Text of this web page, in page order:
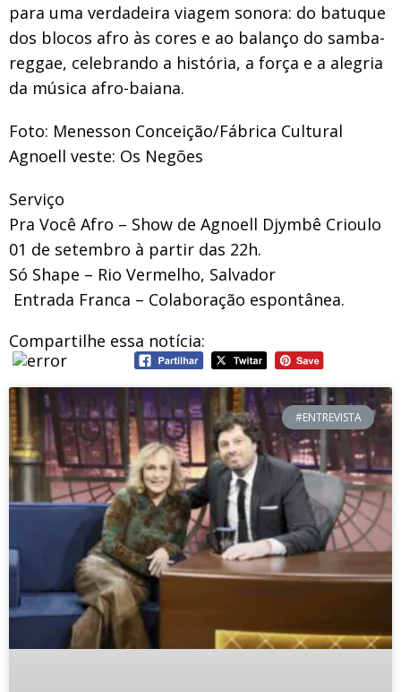
para uma verdadeira viagem sonora: do batuque
dos blocos afro às cores e ao balanço do samba-
reggae, celebrando a história, a força e a alegria
da música afro-baiana.
Foto: Menesson Conceição/Fábrica Cultural
Agnoell veste: Os Negões
Serviço
Pra Você Afro – Show de Agnoell Djymbê Crioulo
01 de setembro à partir das 22h.
Só Shape – Rio Vermelho, Salvador
️ Entrada Franca – Colaboração espontânea.
Compartilhe essa notícia:
#ENTREVISTA